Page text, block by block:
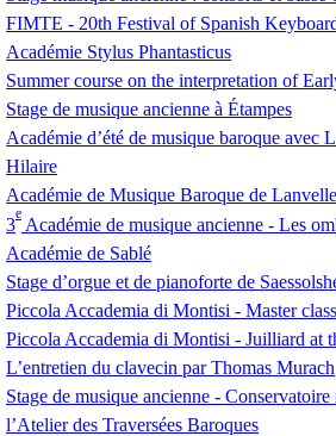
FIMTE - 20th Festival of Spanish
Académie Stylus Phantasticus
Summer course on the interpretation of
Stage de musique ancienne à Étampes
Académie d’été de musique baroque avec
Hilaire
Académie de Musique Baroque de
3
e
Académie de musique ancienne - Les
Académie de Sablé
Stage d’orgue et de pianoforte de
Piccola Accademia di Montisi - Master
Piccola Accademia di Montisi - Juilliard at
L’entretien du clavecin par Thomas Murach
Stage de musique ancienne -
l’Atelier des Traversées Baroques